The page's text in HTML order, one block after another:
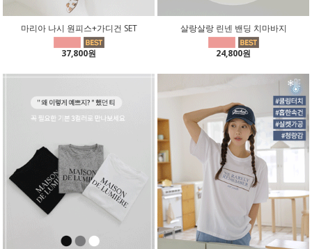
마리아 나시 원피스+가디건 SET
37,800원
살랑살랑 린넨 밴딩 치마바지
24,800원